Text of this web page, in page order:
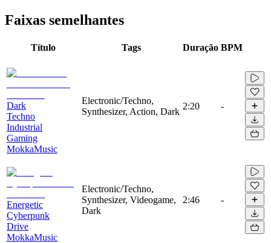
Faixas semelhantes
Título Tags Duração BPM
Dark
Techno
Industrial
Gaming
MokkaMusic
Electronic/Techno,
Synthesizer, Action, Dark
2:20 -
Energetic
Cyberpunk
Drive
MokkaMusic
Electronic/Techno,
Synthesizer, Videogame,
Dark
2:46 -